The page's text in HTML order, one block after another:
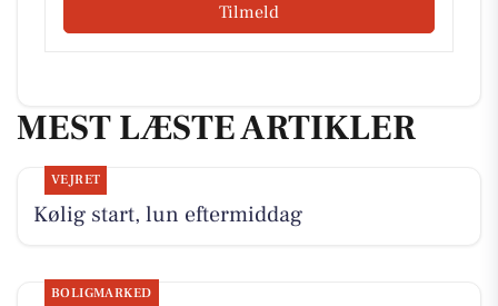
Tilmeld
MEST LÆSTE ARTIKLER
VEJRET
Kølig start, lun eftermiddag
BOLIGMARKED